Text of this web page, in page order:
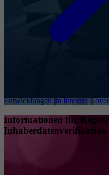
Entwicklungen im Internet
Informationen für
Inhaberdatenverifikation